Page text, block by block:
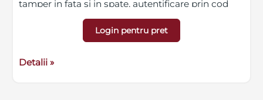
tamper in fata si in spate, autentificare prin cod
istoric - 200 evenimente, montare pe perete,
dimensiuni 122 x 218.7 x 27 mm, greutate 400g
Login pentru pret
Detalii »